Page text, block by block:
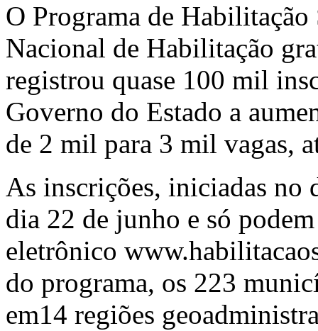
O Programa de
Nacional de Habilitação
registrou quase 100 mil
Governo do Estado a
de 2 mil para 3 mil vagas,
As inscrições, iniciadas no
dia 22 de junho e só
eletrônico
do programa, os 223
em14 regiões